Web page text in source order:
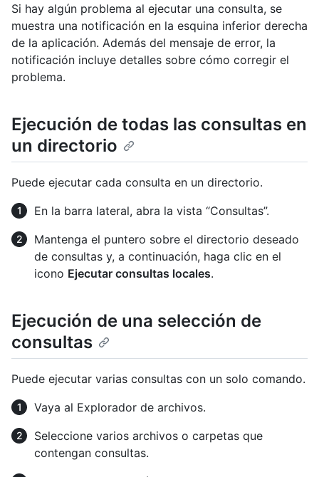
Si hay algún problema al ejecutar una consulta, se
muestra una notificación en la esquina inferior derecha
de la aplicación. Además del mensaje de error, la
notificación incluye detalles sobre cómo corregir el
problema.
Ejecución de todas las consultas en
un directorio
Puede ejecutar cada consulta en un directorio.
En la barra lateral, abra la vista “Consultas”.
Mantenga el puntero sobre el directorio deseado
de consultas y, a continuación, haga clic en el
icono Ejecutar consultas locales.
Ejecución de una selección de
consultas
Puede ejecutar varias consultas con un solo comando.
Vaya al Explorador de archivos.
Seleccione varios archivos o carpetas que
contengan consultas.